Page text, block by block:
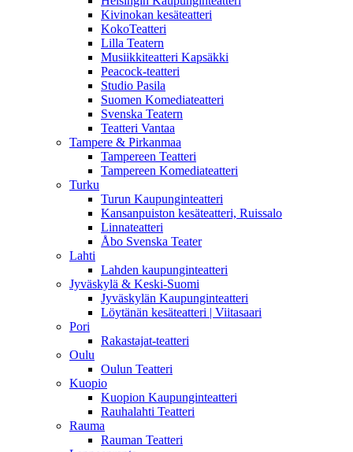
Kivinokan kesäteatteri
KokoTeatteri
Lilla Teatern
Musiikkiteatteri Kapsäkki
Peacock-teatteri
Studio Pasila
Suomen Komediateatteri
Svenska Teatern
Teatteri Vantaa
Tampere & Pirkanmaa
Tampereen Teatteri
Tampereen Komediateatteri
Turku
Turun Kaupunginteatteri
Kansanpuiston kesäteatteri, Ruissalo
Linnateatteri
Åbo Svenska Teater
Lahti
Lahden kaupunginteatteri
Jyväskylä & Keski-Suomi
Jyväskylän Kaupunginteatteri
Löytänän kesäteatteri | Viitasaari
Pori
Rakastajat-teatteri
Oulu
Oulun Teatteri
Kuopio
Kuopion Kaupunginteatteri
Rauhalahti Teatteri
Rauma
Rauman Teatteri